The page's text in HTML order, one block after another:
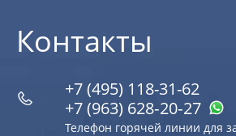
Контакты
+7 (495) 118-31-62
+7 (963) 628‑20‑27
Телефон горячей линии для